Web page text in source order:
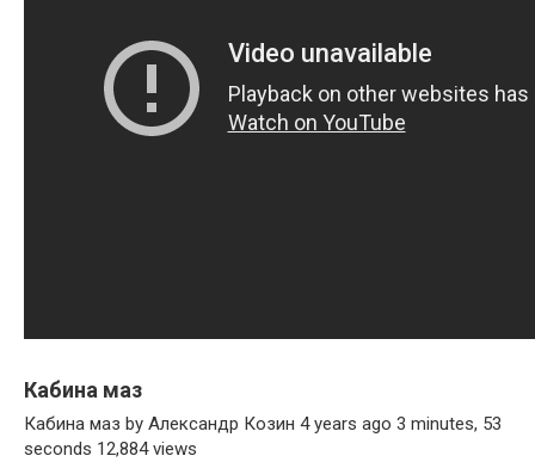
Кабина маз
Кабина маз by Александр Козин 4 years ago 3 minutes, 53
seconds 12,884 views